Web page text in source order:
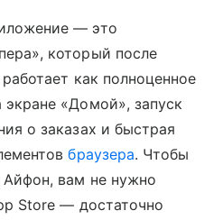
— это
который после
как полноценное
«Домой», запуск
о заказах и быстрая
браузера. Чтобы
Айфон, вам не нужно
Store — достаточно